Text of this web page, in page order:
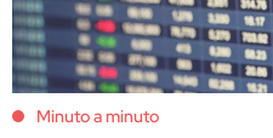
Minuto a minuto